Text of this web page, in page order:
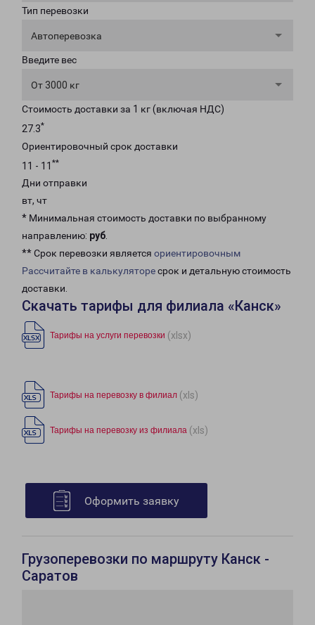
Тип перевозки
Автоперевозка
Введите вес
От 3000 кг
Стоимость доставки за 1 кг (включая НДС)
27.3*
Ориентировочный срок доставки
11 - 11 **
Дни отправки
вт, чт
* Минимальная стоимость доставки по выбранному
направлению: руб.
** Срок перевозки является ориентировочным
Рассчитайте в калькуляторесрок и детальную стоимость
доставки.
Скачать тарифы для филиала «Канск»
Тарифы на услуги перевозки (xlsx)
Тарифы на перевозку в филиал (xls)
Тарифы на перевозку из филиала (xls)
Оформить заявку
Грузоперевозки по маршруту Канск -
Саратов